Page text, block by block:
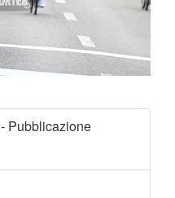
- Pubblicazione